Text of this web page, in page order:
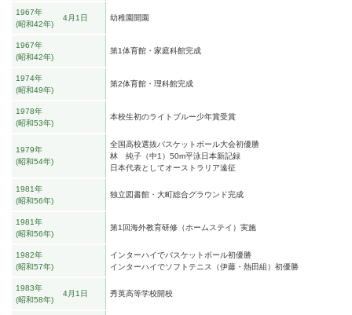
1967年
昭和42年
4月1日 幼稚園開園
1967年
昭和42年
第1体育館・家庭科館完成
1974年
昭和49年
第2体育館・理科館完成
1978年
昭和53年
本校生初のライトブルー少年賞受賞
1979年
昭和54年
全国高校選抜バスケットボール大会初優勝
林 純子（中1）50m平泳日本新記録
日本代表としてオーストラリア遠征
1981年
昭和56年
独立図書館・大町総合グラウンド完成
1981年
昭和56年
第1回海外教育研修（ホームステイ）実施
1982年
昭和57年
インターハイでバスケットボール初優勝
インターハイでソフトテニス（伊藤・熱田組）初優勝
1983年
昭和58年
4月1日 秀英高等学校開校